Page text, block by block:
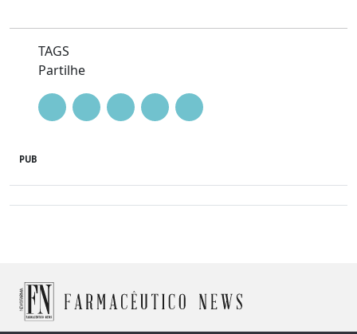
TAGS
Partilhe
PUB